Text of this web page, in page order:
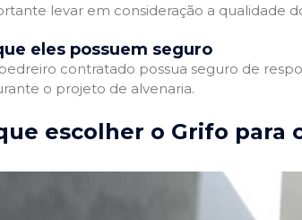
levar em consideração a qualidade
eles possuem seguro
contratado possua seguro de
o projeto de alvenaria.
escolher o Grifo para